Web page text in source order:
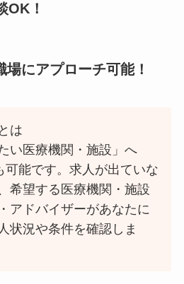
OK！
場にアプローチ可能！
は
い医療機関・施設」へ
可能です。求人が出ていな
希望する医療機関・施設
アドバイザーがあなたに
状況や条件を確認しま